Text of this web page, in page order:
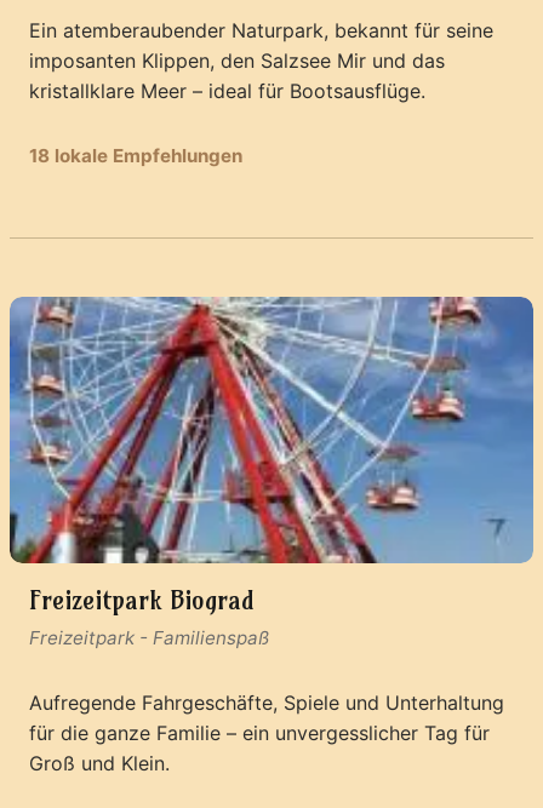
Ein atemberaubender Naturpark, bekannt für seine
imposanten Klippen, den Salzsee Mir und das
kristallklare Meer – ideal für Bootsausflüge.
18 lokale Empfehlungen
Freizeitpark Biograd
Freizeitpark - Familienspaß
Aufregende Fahrgeschäfte, Spiele und Unterhaltung
für die ganze Familie – ein unvergesslicher Tag für
Groß und Klein.